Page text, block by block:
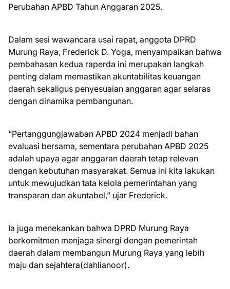
Perubahan APBD Tahun Anggaran 2025.
Dalam sesi wawancara usai rapat, anggota DPRD
Murung Raya, Frederick D. Yoga, menyampaikan bahwa
pembahasan kedua raperda ini merupakan langkah
penting dalam memastikan akuntabilitas keuangan
daerah sekaligus penyesuaian anggaran agar selaras
dengan dinamika pembangunan.
“Pertanggungjawaban APBD 2024 menjadi bahan
evaluasi bersama, sementara perubahan APBD 2025
adalah upaya agar anggaran daerah tetap relevan
dengan kebutuhan masyarakat. Semua ini kita lakukan
untuk mewujudkan tata kelola pemerintahan yang
transparan dan akuntabel,” ujar Frederick.
Ia juga menekankan bahwa DPRD Murung Raya
berkomitmen menjaga sinergi dengan pemerintah
daerah dalam membangun Murung Raya yang lebih
maju dan sejahtera(dahlianoor).